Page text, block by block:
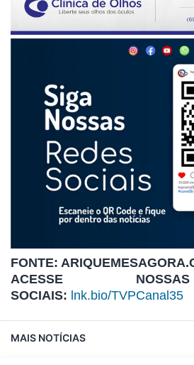
FONTE:
ACESSE
SOCIAIS: lnk.bio/TVPCanal35
MAIS NOTÍCIAS